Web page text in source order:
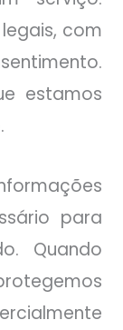
com
estamos
para
Quando